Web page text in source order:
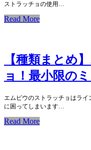
ストラッチョの使用…
Read More
【種類まとめ
ョ！最小限の
エムピウのストラッチョはラ
に困ってしまいます…
Read More